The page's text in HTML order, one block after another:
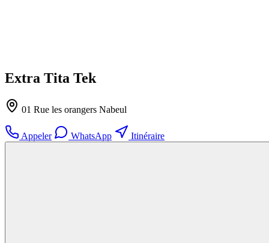
Extra Tita Tek
01 Rue les orangers Nabeul
Appeler WhatsApp Itinéraire